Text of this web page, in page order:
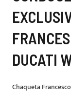
DUCATI
Chaqueta